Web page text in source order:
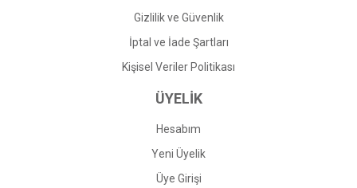
Gizlilik ve Güvenlik
İptal ve İade Şartları
Kişisel Veriler Politikası
ÜYELİK
Hesabım
Yeni Üyelik
Üye Girişi